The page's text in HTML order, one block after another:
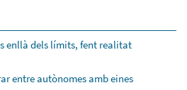
enllà dels límits, fent realitat
entre autònomes amb eines